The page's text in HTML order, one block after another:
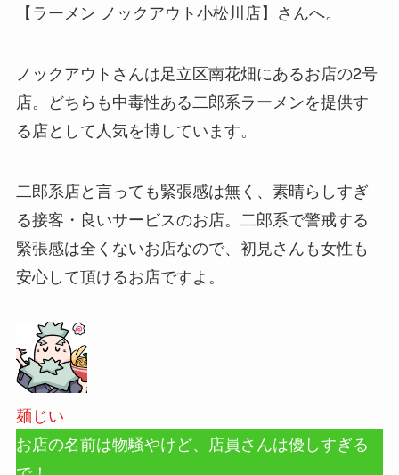
【ラーメン ノックアウト小松川店】さんへ。
ノックアウトさんは足立区南花畑にあるお店の2号
店。どちらも中毒性ある二郎系ラーメンを提供す
る店として人気を博しています。
二郎系店と言っても緊張感は無く、素晴らしすぎ
る接客・良いサービスのお店。二郎系で警戒する
緊張感は全くないお店なので、初見さんも女性も
安心して頂けるお店ですよ。
麺じい
お店の名前は物騒やけど、店員さんは優しすぎる